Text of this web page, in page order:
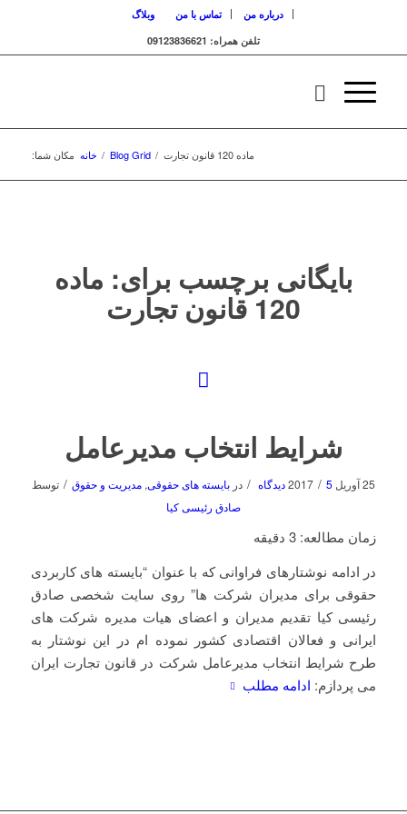
درباره من تماس با من
وبلاگ
تلفن همراه: 09123836621
مکان شما: خانه / Blog Grid / ماده 120 قانون تجارت
بایگانی برچسب برای: ماده
120 قانون تجارت
شرایط انتخاب مدیرعامل
25 آوریل 2017 / 5 دیدگاه / در بایسته های حقوقی, مدیریت و حقوق / توسط
صادق رئیسی کیا
زمان مطالعه: 3 دقیقه
در ادامه نوشتارهای فراوانی که با عنوان “بایسته های کاربردی
حقوقی برای مدیران شرکت ها” روی سایت شخصی صادق
رئیسی کیا تقدیم مدیران و اعضای هیات مدیره شرکت های
ایرانی و فعالان اقتصادی کشور نموده ام در این نوشتار به
طرح شرایط انتخاب مدیرعامل شرکت در قانون تجارت ایران
می پردازم: ادامه مطلب